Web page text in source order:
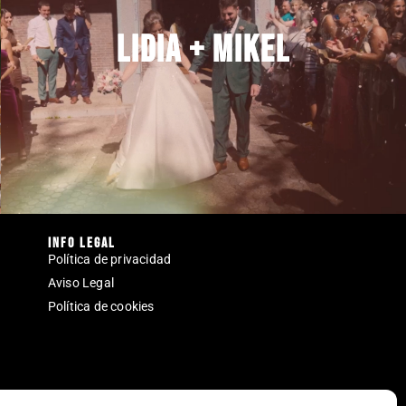
Lidia + Mikel
Lidia + Mikel
Info legal
Política de privacidad
Aviso Legal
Política de cookies